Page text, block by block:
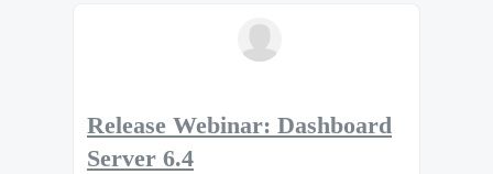
Release Webinar: Dashboard
Server 6.4